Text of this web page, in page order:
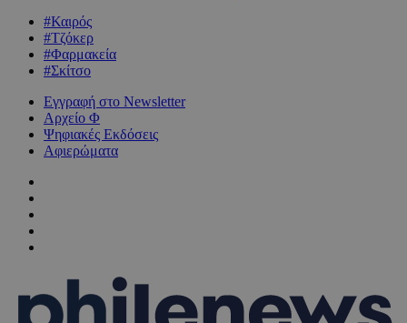
#Καιρός
#Τζόκερ
#Φαρμακεία
#Σκίτσο
Εγγραφή στο Newsletter
Αρχείο Φ
Ψηφιακές Εκδόσεις
Αφιερώματα